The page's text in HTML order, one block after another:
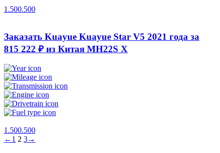
1.500.500
Заказать Kuayue Kuayue Star V5 2021 года за
815 222 ₽ из Китая MH22S X
1.500.500
← 1 2 3→